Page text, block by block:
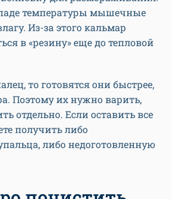
температуры мышечные
Из-за этого кальмар
в «резину» еще до тепловой
то готовятся они быстрее,
Поэтому их нужно варить,
отдельно. Если оставить все
получить либо
либо недоготовленную